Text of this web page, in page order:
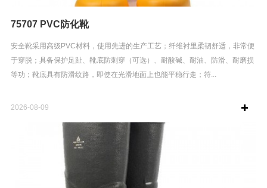
75707 PVC防化靴
安全靴采用高级PVC材料，使用先进的生产工艺；纤维衬里柔韧舒适，非常便
于穿脱；具备保护足趾、靴底防刺穿（可选）、耐酸碱、耐油、防滑、耐磨损
等功；靴底具有防滑纹路，即使在光滑地面上也能平稳行走；符...
2026-08-09